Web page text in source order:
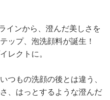
インから、澄んだ美しさを
ップ、泡洗顔料が誕生！
レクトに。
つもの洗顔の後とは違う、
、はっとするような澄んだ